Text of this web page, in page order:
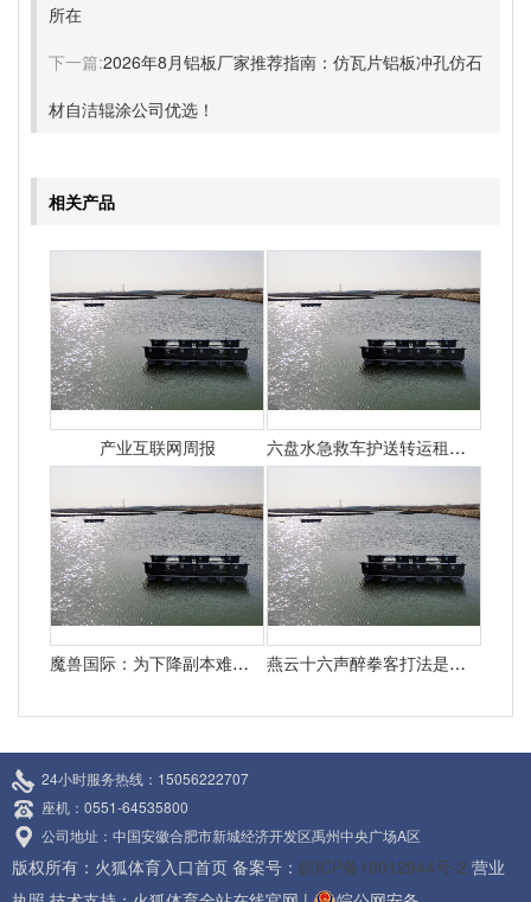
所在
下一篇:2026年8月铝板厂家推荐指南：仿瓦片铝板冲孔仿石
材自洁辊涂公司优选！
相关产品
产业互联网周报 六盘水急救车护送转运租赁收费价目表-正规救护车出租最新排名一览
魔兽国际：为下降副本难度暴雪决议添加怪物50%血量 燕云十六声醉拳客打法是什么 悄悄告知你燕云十六声怎样打醉拳客
24小时服务热线：15056222707
座机：0551-64535800
公司地址：中国安徽合肥市新城经济开发区禹州中央广场A区
版权所有：火狐体育入口首页 备案号： 皖ICP备18012944号-2 营业